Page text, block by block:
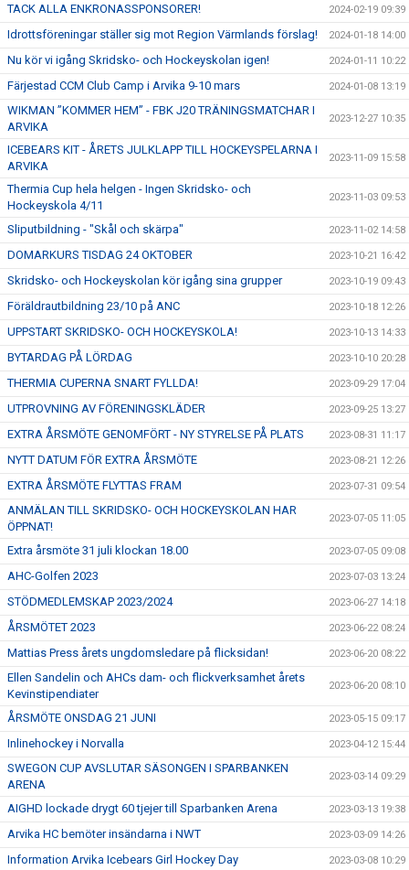
TACK ALLA ENKRONASSPONSORER! 2024-02-19 09:39
Idrottsföreningar ställer sig mot Region Värmlands förslag! 2024-01-18 14:00
Nu kör vi igång Skridsko- och Hockeyskolan igen! 2024-01-11 10:22
Färjestad CCM Club Camp i Arvika 9-10 mars 2024-01-08 13:19
WIKMAN ”KOMMER HEM” - FBK J20 TRÄNINGSMATCHAR I
ARVIKA
2023-12-27 10:35
ICEBEARS KIT - ÅRETS JULKLAPP TILL HOCKEYSPELARNA I
ARVIKA
2023-11-09 15:58
Thermia Cup hela helgen - Ingen Skridsko- och
Hockeyskola 4/11
2023-11-03 09:53
Sliputbildning - "Skål och skärpa" 2023-11-02 14:58
DOMARKURS TISDAG 24 OKTOBER 2023-10-21 16:42
Skridsko- och Hockeyskolan kör igång sina grupper 2023-10-19 09:43
Föräldrautbildning 23/10 på ANC 2023-10-18 12:26
UPPSTART SKRIDSKO- OCH HOCKEYSKOLA! 2023-10-13 14:33
BYTARDAG PÅ LÖRDAG 2023-10-10 20:28
THERMIA CUPERNA SNART FYLLDA! 2023-09-29 17:04
UTPROVNING AV FÖRENINGSKLÄDER 2023-09-25 13:27
EXTRA ÅRSMÖTE GENOMFÖRT - NY STYRELSE PÅ PLATS 2023-08-31 11:17
NYTT DATUM FÖR EXTRA ÅRSMÖTE 2023-08-21 12:26
EXTRA ÅRSMÖTE FLYTTAS FRAM 2023-07-31 09:54
ANMÄLAN TILL SKRIDSKO- OCH HOCKEYSKOLAN HAR
ÖPPNAT!
2023-07-05 11:05
Extra årsmöte 31 juli klockan 18.00 2023-07-05 09:08
AHC-Golfen 2023 2023-07-03 13:24
STÖDMEDLEMSKAP 2023/2024 2023-06-27 14:18
ÅRSMÖTET 2023 2023-06-22 08:24
Mattias Press årets ungdomsledare på flicksidan! 2023-06-20 08:22
Ellen Sandelin och AHCs dam- och flickverksamhet årets
Kevinstipendiater
2023-06-20 08:10
ÅRSMÖTE ONSDAG 21 JUNI 2023-05-15 09:17
Inlinehockey i Norvalla 2023-04-12 15:44
SWEGON CUP AVSLUTAR SÄSONGEN I SPARBANKEN
ARENA
2023-03-14 09:29
AIGHD lockade drygt 60 tjejer till Sparbanken Arena 2023-03-13 19:38
Arvika HC bemöter insändarna i NWT 2023-03-09 14:26
Information Arvika Icebears Girl Hockey Day 2023-03-08 10:29